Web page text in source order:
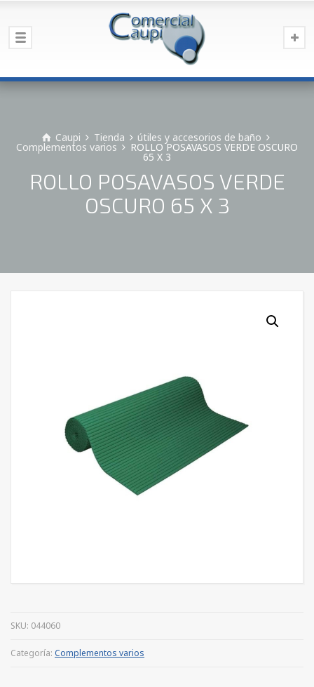
Caupi Tienda útiles y accesorios de baño
Complementos varios ROLLO POSAVASOS VERDE OSCURO
65 X 3
ROLLO POSAVASOS VERDE
OSCURO 65 X 3
SKU: 044060
Categoría: Complementos varios